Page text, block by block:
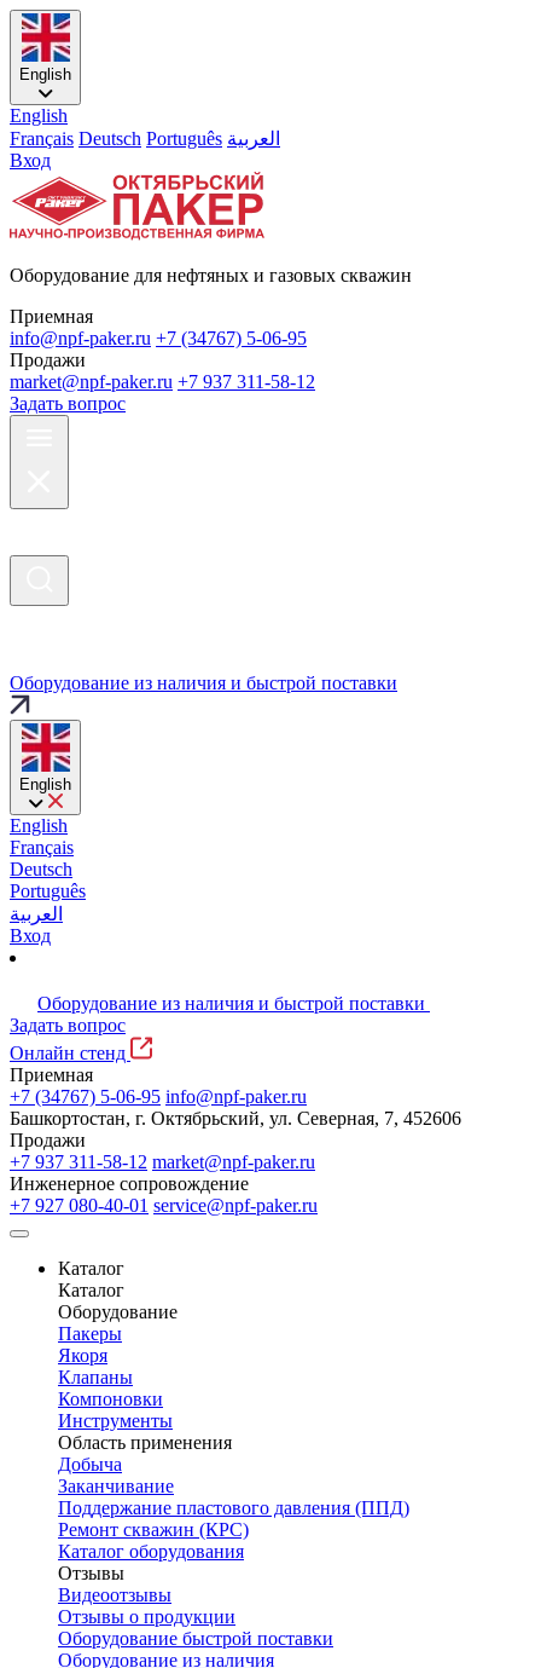
English
English
Français Deutsch Português العربية
Вход
Оборудование для нефтяных и газовых скважин
Приемная
info@npf-paker.ru +7 (34767) 5-06-95
Продажи
market@npf-paker.ru +7 937 311-58-12
Задать вопрос
Оборудование из наличия и быстрой поставки
English
English
Français
Deutsch
Português
العربية
Вход
Оборудование из наличия и быстрой поставки
Задать вопрос
Онлайн стенд
Приемная
+7 (34767) 5-06-95 info@npf-paker.ru
Башкортостан, г. Октябрьский, ул. Северная, 7, 452606
Продажи
+7 937 311-58-12 market@npf-paker.ru
Инженерное сопровождение
+7 927 080-40-01 service@npf-paker.ru
Каталог
Каталог
Оборудование
Пакеры
Якоря
Клапаны
Компоновки
Инструменты
Область применения
Добыча
Заканчивание
Поддержание пластового давления (ППД)
Ремонт скважин (КРС)
Каталог оборудования
Отзывы
Видеоотзывы
Отзывы о продукции
Оборудование быстрой поставки
Оборудование из наличия